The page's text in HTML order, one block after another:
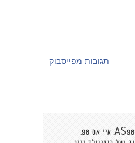
תגובות מפייסבוק
AS98
, איי אס 98
,